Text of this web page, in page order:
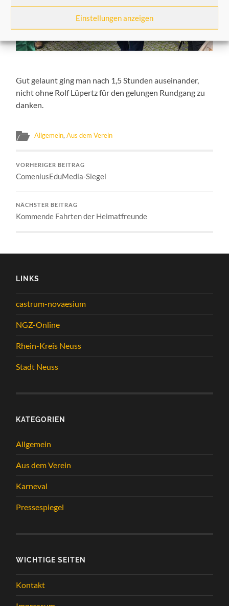
Einstellungen anzeigen
Gut gelaunt ging man nach 1,5 Stunden auseinander,
nicht ohne Rolf Lüpertz für den gelungen Rundgang zu
danken.
Allgemein,Aus dem Verein
VORHERIGER BEITRAG
ComeniusEduMedia-Siegel
NÄCHSTER BEITRAG
Kommende Fahrten der Heimatfreunde
LINKS
castrum-novaesium
NGZ-Online
Rhein-Kreis Neuss
Stadt Neuss
KATEGORIEN
Allgemein
Aus dem Verein
Karneval
Pressespiegel
WICHTIGE SEITEN
Kontakt